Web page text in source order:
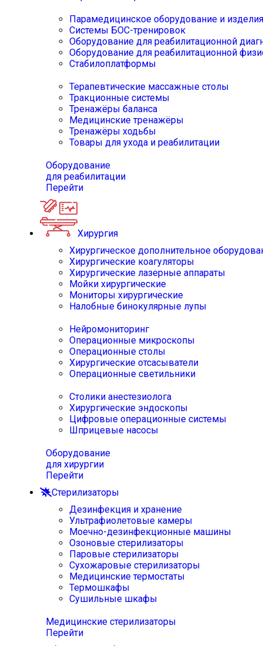
Парамедицинское оборудование и изделия
Системы БОС-тренировок
Оборудование для реабилитационной
Оборудование для реабилитационной
Стабилоплатформы
Терапевтические массажные столы
Тракционные системы
Тренажёры баланса
Медицинские тренажёры
Тренажёры ходьбы
Товары для ухода и реабилитации
Оборудование
для реабилитации
Перейти
Хирургия
Хирургическое дополнительное
Хирургические коагуляторы
Хирургические лазерные аппараты
Мойки хирургические
Мониторы хирургические
Налобные бинокулярные лупы
Нейромониторинг
Операционные микроскопы
Операционные столы
Хирургические отсасыватели
Операционные светильники
Столики анестезиолога
Хирургические эндоскопы
Цифровые операционные системы
Шприцевые насосы
Оборудование
для хирургии
Перейти
Стерилизаторы
Дезинфекция и хранение
Ультрафиолетовые камеры
Моечно-дезинфекционные машины
Озоновые стерилизаторы
Паровые стерилизаторы
Сухожаровые стерилизаторы
Медицинские термостаты
Термошкафы
Сушильные шкафы
Медицинские стерилизаторы
Перейти